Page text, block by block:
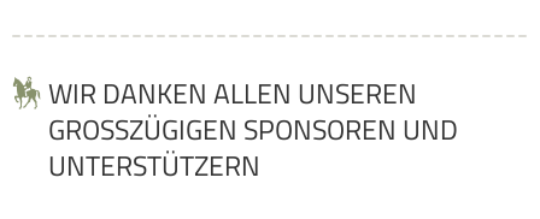
WIR DANKEN ALLEN UNSEREN
GROSSZÜGIGEN SPONSOREN UND U
NTERSTÜTZERN